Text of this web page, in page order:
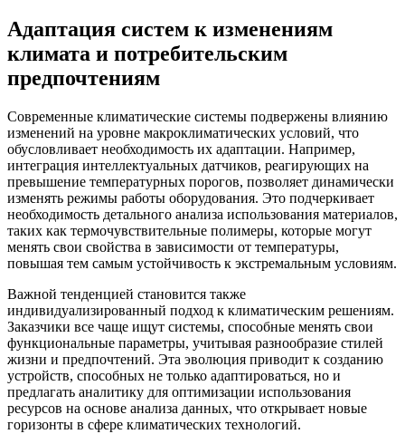
Адаптация систем к изменениям
климата и потребительским
предпочтениям
Современные климатические системы подвержены влиянию
изменений на уровне макроклиматических условий, что
обусловливает необходимость их адаптации. Например,
интеграция интеллектуальных датчиков, реагирующих на
превышение температурных порогов, позволяет динамически
изменять режимы работы оборудования. Это подчеркивает
необходимость детального анализа использования материалов,
таких как термочувствительные полимеры, которые могут
менять свои свойства в зависимости от температуры,
повышая тем самым устойчивость к экстремальным условиям.
Важной тенденцией становится также
индивидуализированный подход к климатическим решениям.
Заказчики все чаще ищут системы, способные менять свои
функциональные параметры, учитывая разнообразие стилей
жизни и предпочтений. Эта эволюция приводит к созданию
устройств, способных не только адаптироваться, но и
предлагать аналитику для оптимизации использования
ресурсов на основе анализа данных, что открывает новые
горизонты в сфере климатических технологий.